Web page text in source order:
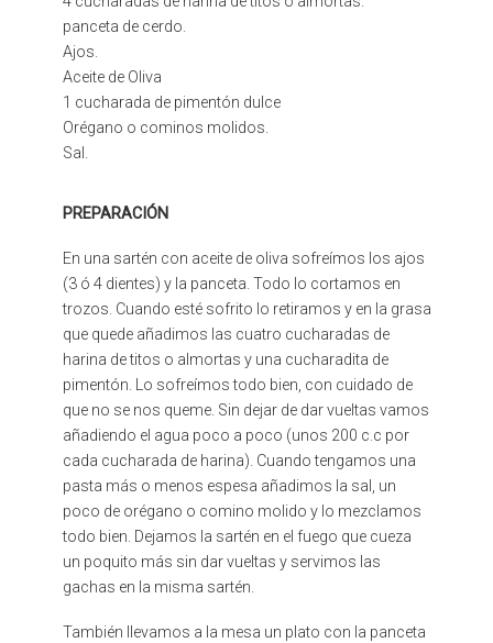
panceta de cerdo.
Ajos.
Aceite de Oliva
1 cucharada de pimentón dulce
Orégano o cominos molidos.
Sal.
PREPARACIÓN
En una sartén con aceite de oliva sofreímos los ajos
(3 ó 4 dientes) y la panceta. Todo lo cortamos en
trozos. Cuando esté sofrito lo retiramos y en la grasa
que quede añadimos las cuatro cucharadas de
harina de titos o almortas y una cucharadita de
pimentón. Lo sofreímos todo bien, con cuidado de
que no se nos queme. Sin dejar de dar vueltas vamos
añadiendo el agua poco a poco (unos 200 c.c por
cada cucharada de harina). Cuando tengamos una
pasta más o menos espesa añadimos la sal, un
poco de orégano o comino molido y lo mezclamos
todo bien. Dejamos la sartén en el fuego que cueza
un poquito más sin dar vueltas y servimos las
gachas en la misma sartén.
También llevamos a la mesa un plato con la panceta